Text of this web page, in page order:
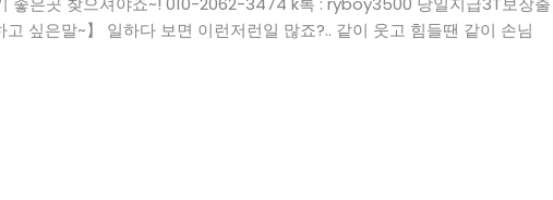
싶은말~】 일하다 보면 이런저런일 많죠?.. 같이 웃고 힘들땐 같이 손님